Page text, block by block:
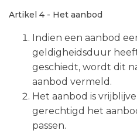
Artikel 4 - Het aanbod
Indien een aanbod
geldigheidsduur
geschiedt, wordt dit
aanbod vermeld.
Het aanbod is
gerechtigd het
passen.